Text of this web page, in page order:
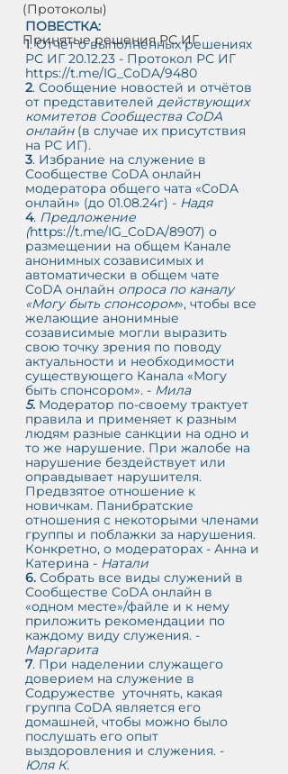
САМ
(Протоколы)
Принятые решения РС ИГ
ПОВЕСТКА:
1. Отчёт о выполненных решениях
РС ИГ 20.12.23 - Протокол РС ИГ
https://t.me/IG_CoDA/9480
2. Сообщение новостей и отчётов
от представителей действующих
комитетов Сообщества CoDA
онлайн (в случае их присутствия
на РС ИГ).
3. Избрание на служение в
Сообществе CoDA онлайн
модератора общего чата «CoDA
онлайн» (до 01.08.24г) - Надя
4. Предложение
(https://t.me/IG_CoDA/8907) о
размещении на общем Канале
анонимных созависимых и
автоматически в общем чате
CoDA онлайн опроса по каналу
«Могу быть спонсором», чтобы все
желающие анонимные
созависимые могли выразить
свою точку зрения по поводу
актуальности и необходимости
существующего Канала «Могу
быть спонсором». - Мила
5. Модератор по-своему трактует
правила и применяет к разным
людям разные санкции на одно и
то же нарушение. При жалобе на
нарушение бездействует или
оправдывает нарушителя.
Предвзятое отношение к
новичкам. Панибратские
отношения с некоторыми членами
группы и поблажки за нарушения.
Конкретно, о модераторах - Анна и
Катерина - Натали
6. Собрать все виды служений в
Сообществе CoDA онлайн в
«одном месте»/файле и к нему
приложить рекомендации по
каждому виду служения. -
Маргарита
7. При наделении служащего
доверием на служение в
Содружестве  уточнять, какая
группа CoDA является его
домашней, чтобы можно было
послушать его опыт
выздоровления и служения. -
Юля К.